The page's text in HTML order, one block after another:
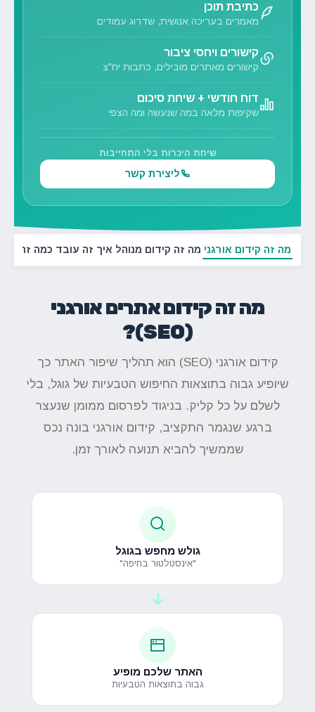
כתיבת תוכן
מאמרים בעריכה אנושית, שדרוג עמודים
קישורים ויחסי ציבור
קישורים מאתרים מובילים, כתבות יח"צ
דוח חודשי + שיחת סיכום
שקיפות מלאה במה שנעשה ומה הצפי
שיחת היכרות בלי התחייבות
ליצירת קשר
מה זה קידום אורגני מה זה קידום מנוהל איך זה עובד כמה זה
מה זה קידום אתרים אורגני
(SEO)?
קידום אורגני (SEO) הוא תהליך שיפור האתר כך
שיופיע גבוה בתוצאות החיפוש הטבעיות של גוגל, בלי
לשלם על כל קליק. בניגוד לפרסום ממומן שנעצר
ברגע שנגמר התקציב, קידום אורגני בונה נכס
שממשיך להביא תנועה לאורך זמן.
גולש מחפש בגוגל
"אינסטלטור בחיפה"
האתר שלכם מופיע
גבוה בתוצאות הטבעיות